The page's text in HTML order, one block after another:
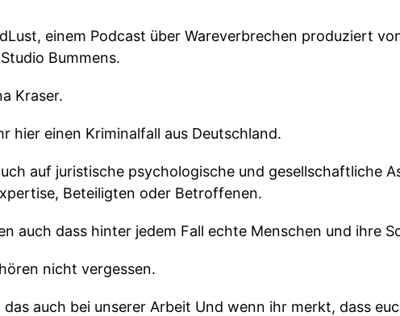
einem Podcast über Wareverbrechen produziert
Bummens.
Kraser.
hier einen Kriminalfall aus Deutschland.
auf juristische psychologische und gesellschaftliche
Beteiligten oder Betroffenen.
auch dass hinter jedem Fall echte Menschen und ihre
nicht vergessen.
auch bei unserer Arbeit Und wenn ihr merkt, dass